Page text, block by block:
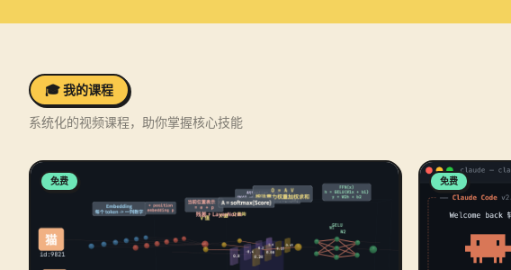
🎓 我的课程
系统化的视频课程，助你掌握核心技能
免费 免费